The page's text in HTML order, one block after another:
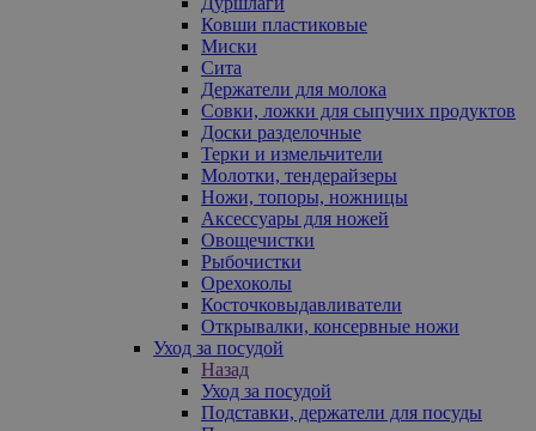
Ковши пластиковые
Миски
Сита
Держатели для молока
Совки, ложки для сыпучих продуктов
Доски разделочные
Терки и измельчители
Молотки, тендерайзеры
Ножи, топоры, ножницы
Аксессуары для ножей
Овощечистки
Рыбочистки
Орехоколы
Косточковыдавливатели
Открывалки, консервные ножи
Уход за посудой
Назад
Уход за посудой
Подставки, держатели для посуды